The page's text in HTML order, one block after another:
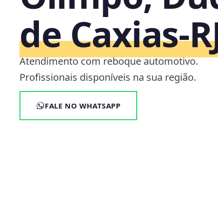
de
Atendimento com reboque automotivo.
Profissionais disponíveis na sua região.
FALE NO WHATSAPP